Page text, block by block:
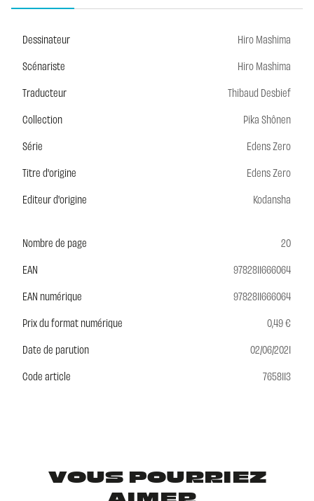
Dessinateur
Hiro Mashima
Scénariste
Hiro Mashima
Traducteur
Thibaud Desbief
Collection
Pika Shônen
Série
Edens Zero
Titre d'origine
Edens Zero
Editeur d'origine
Kodansha
Nombre de page
20
EAN
9782811666064
EAN numérique
9782811666064
Prix du format numérique
0,49 €
Date de parution
02/06/2021
Code article
7658113
VOUS POURRIEZ